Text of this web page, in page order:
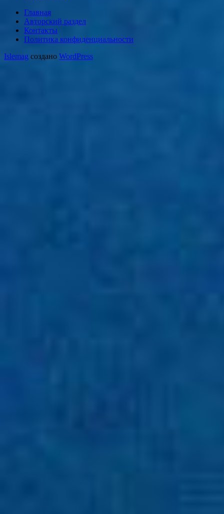
Главная
Авторский раздел
Контакты
Политика конфиденциальности
Islemag создано WordPress